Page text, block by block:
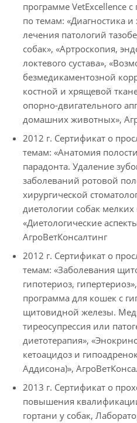
программе VetExcellence
по темам: «Диагностика
лечения патологий
собак», «Артроскопия,
локтевого сустава»,
безмедикаментозной
костной и хрящевой
опорно-двигательного
домашних животных»,
2012 г. Сертификат о
темам: «Анатомия
парадонта. Удаление
заболеваний ротовой
хирургической
диетологии собак
«Диетологические
АгроВетКонсалтинг
2012 г. Сертификат о
темам: «Заболевания
гипотериоз,
программа для кошек с
щитовидной железы.
тиреосупрессия или
диетотерапия»,
кетоацидоз и
Аддисона)»,
2013 г. Сертификат о
повышения
гортани у собак,